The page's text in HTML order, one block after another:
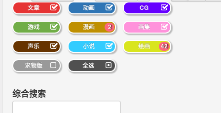
文章 动画 CG
游戏 2
漫画 画集
声乐 小说 42
绘画
求物版 全选
综合搜索